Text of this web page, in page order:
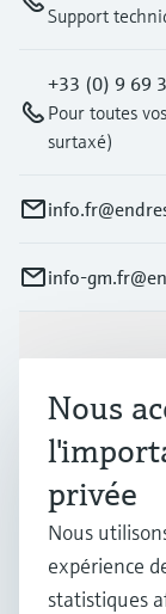
Support
+33 (0) 9 69
Pour toutes
surtaxé)
info-
Produits et
Industries
Support
Nous
privée
Nous
expérience
statistiques